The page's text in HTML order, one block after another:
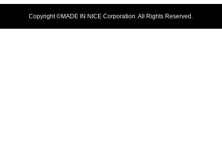
Copyright ©MADE IN NICE Corporation. All Rights Reserved.